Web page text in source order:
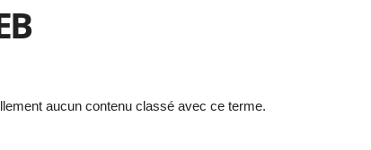
aucun contenu classé avec ce terme.